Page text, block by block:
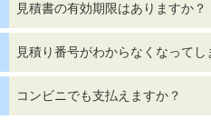
見積書の有効期限はありますか？
見積り番号がわからなくなって
コンビニでも支払えますか？